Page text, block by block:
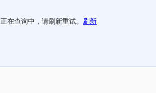
正在查询中，请刷新重试。 刷新